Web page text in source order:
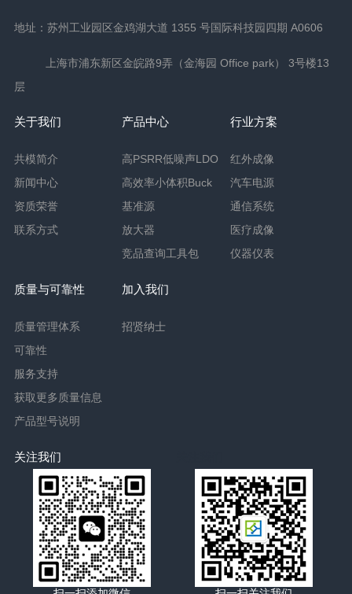
地址：苏州工业园区金鸡湖大道 1355 号国际科技园四期 A0606
上海市浦东新区金皖路9弄（金海园 Office park） 3号楼13
层
关于我们
共模简介
新闻中心
资质荣誉
联系方式
产品中心
高PSRR低噪声LDO
高效率小体积Buck
基准源
放大器
竞品查询工具包
行业方案
红外成像
汽车电源
通信系统
医疗成像
仪器仪表
质量与可靠性
质量管理体系
可靠性
服务支持
获取更多质量信息
产品型号说明
加入我们
招贤纳士
关注我们